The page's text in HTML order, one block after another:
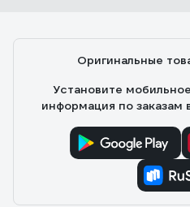
Оригинальные
Установите
информация по заказам